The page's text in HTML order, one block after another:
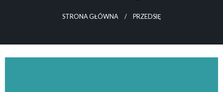
STRONA GŁÓWNA PRZEDSIĘ